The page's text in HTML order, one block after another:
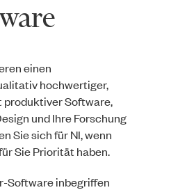
einen
hochwertiger,
Software,
und Ihre Forschung
Sie sich für NI, wenn
Sie Priorität haben.
Software inbegriffen